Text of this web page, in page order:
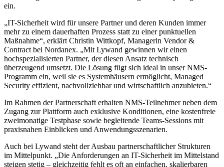
ein.
„IT-Sicherheit wird für unsere Partner und deren Kunden immer
mehr zu einem dauerhaften Prozess statt zu einer punktuellen
Maßnahme“, erklärt Christin Wittkopf, Managerin Vendor &
Contract bei Nordanex. „Mit Lywand gewinnen wir einen
hochspezialisierten Partner, der diesen Ansatz technisch
überzeugend umsetzt. Die Lösung fügt sich ideal in unserNMS-
Programm ein, weil sie es Systemhäusern ermöglicht, Managed
Security effizient, nachvollziehbar und wirtschaftlich anzubieten.“
Im Rahmen der Partnerschaft erhalten NMS-Teilnehmer neben dem
Zugang zur Plattform auch exklusive Konditionen, eine kostenfreie
zweimonatige Testphase sowie begleitende Teams-Sessions mit
praxisnahen Einblicken und Anwendungsszenarien.
Auch bei Lywand steht der Ausbau partnerschaftlicher Strukturen
im Mittelpunkt. „Die Anforderungen an IT-Sicherheit im Mittelstand
steigen stetig – gleichzeitig fehlt es oft an einfachen, skalierbaren